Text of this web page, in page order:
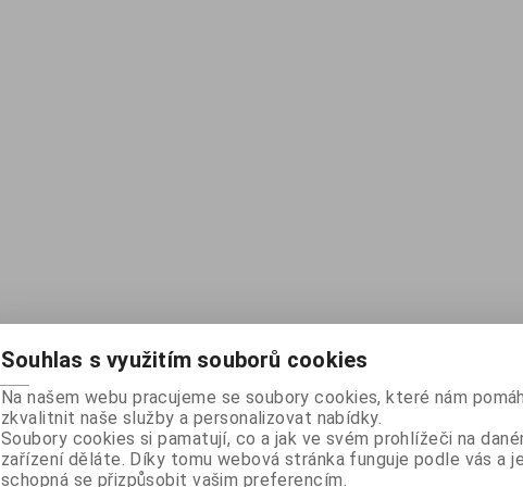
Souhlas s využitím souborů cookies
Na našem webu pracujeme se soubory cookies, které nám
zkvalitnit naše služby a personalizovat nabídky.
Soubory cookies si pamatují, co a jak ve svém prohlížeči na
zařízení děláte. Díky tomu webová stránka funguje podle vás a
schopná se přizpůsobit vašim preferencím.